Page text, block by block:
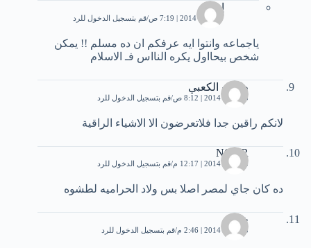
إيهاب
27 يناير، 2014 | 7:19 ص قم بتسجيل الدخول للرد
ياجماعه وانتوا ايه عرفكم ان ده مسلم !! يمكن
شخص بيحااول يكره النااس فـ الاسلام
طالب الكعبي
23 يناير، 2014 | 8:12 ص قم بتسجيل الدخول للرد
لانكم راقين جدا فلاتعرضون الا الاشياء الراقية
NOOR
23 يناير، 2014 | 12:17 م قم بتسجيل الدخول للرد
ده كان جاي لمصر اصلا بس ولاد الحراميه لطشوه
خالد
23 يناير، 2014 | 2:46 م قم بتسجيل الدخول للرد